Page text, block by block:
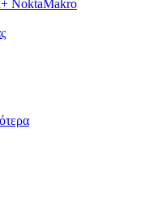
NoktaMakro